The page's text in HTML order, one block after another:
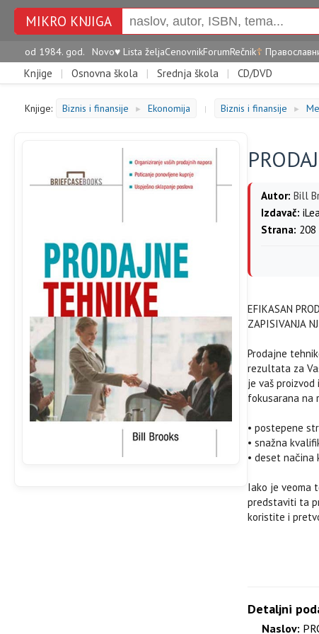
MIKRO KNJIGA
od 1984. god. Novo♥ Lista željaCenovnikForumRečnik☦
Knjige | Osnovna škola | Srednja škola | CD/DVD
Knjige: Biznis i finansije ► Ekonomija | Biznis i finansije ►
Autor: Bill
Izdavač:
Strana: 208
EFIKASAN
ZAPISIVANJA
Prodajne
rezultata za
je vaš
fokusarana na
• postepene
• snažna
• deset načina
Iako je veoma
predstaviti ta
koristite i
Profesionalna
Detaljni
Naslov: